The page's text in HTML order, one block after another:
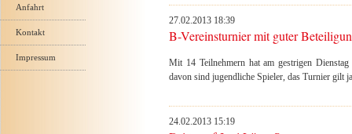
27.02.2013 18:39
B-Vereinsturnier mit guter
Mit 14 Teilnehmern hat am gestrigen
davon sind jugendliche Spieler, das Turnier gilt
24.02.2013 15:19
Anfahrt
Kontakt
Impressum